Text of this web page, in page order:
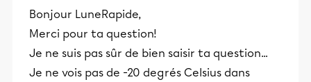
Bonjour LuneRapide,
Merci pour ta question!
Je ne suis pas sûr de bien saisir ta question...
Je ne vois pas de -20 degrés Celsius dans